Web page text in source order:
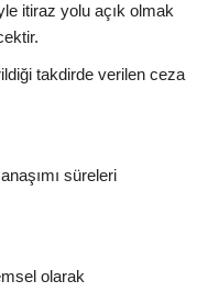
itiraz yolu açık olmak
takdirde verilen ceza
süreleri
olarak